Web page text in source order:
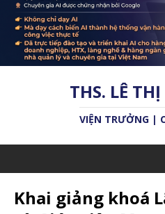
THS. LÊ
VIỆN TRƯỞNG |
Khai giảng khoá